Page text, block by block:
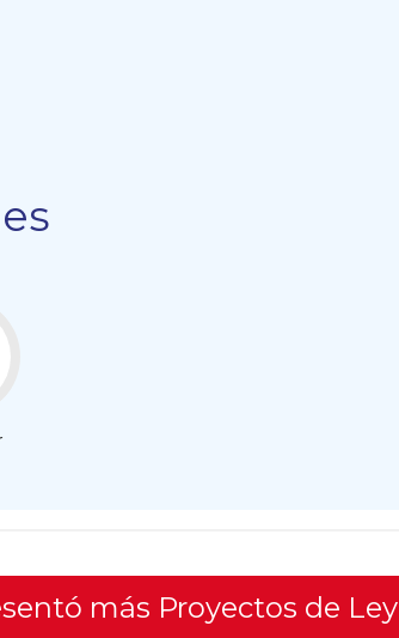
más Proyectos de Ley